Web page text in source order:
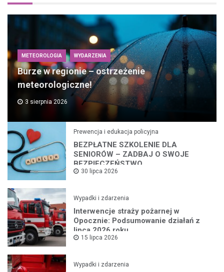
METEOROLOGIA WYDARZENIA
Burze w regionie – ostrzeżenie
meteorologiczne!
3 sierpnia 2026
Prewencja i edukacja policyjna
BEZPŁATNE SZKOLENIE DLA
SENIORÓW – ZADBAJ O SWOJE
BEZPIECZEŃSTWO
30 lipca 2026
Wypadki i zdarzenia
Interwencje straży pożarnej w
Opocznie: Podsumowanie działań z
lipca 2026 roku
15 lipca 2026
Wypadki i zdarzenia